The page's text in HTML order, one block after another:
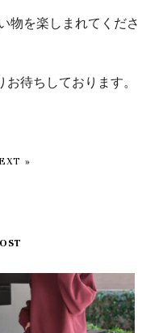
物を楽しまれてくださ
待ちしております。
»